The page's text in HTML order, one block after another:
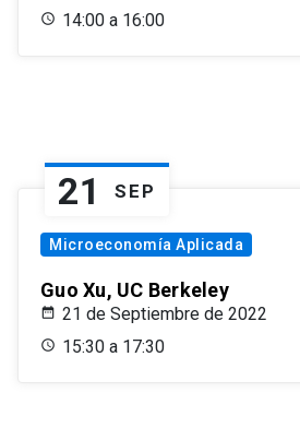
14:00 a 16:00
21 SEP
Microeconomía Aplicada
Guo Xu, UC Berkeley
21 de Septiembre de 2022
15:30 a 17:30